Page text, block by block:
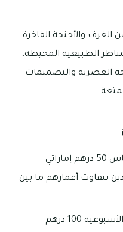
والأجنحة الفاخرة
الطبيعية المحيطة،
العصرية والتصميمات
تبلغ رسوم الدخول إلى شاطئ ياس 50 درهم إماراتي
الذين تتفاوت أعمارهم ما بين
تبلغ أسعار التذاكر في العطلة الأسبوعية 100 درهم